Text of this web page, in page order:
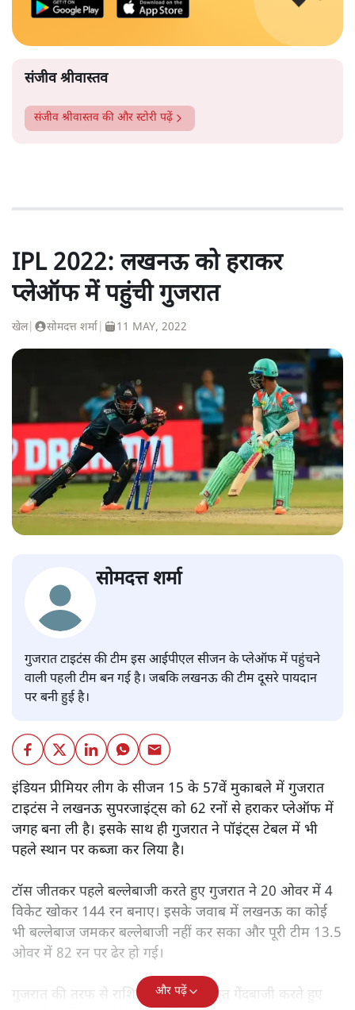
संजीव श्रीवास्तव
संजीव श्रीवास्तव की और स्टोरी पढ़ें
IPL 2022: लखनऊ को हराकर
प्लेऑफ में पहुंची गुजरात
खेल| सोमदत्त शर्मा 11 MAY, 2022
सोमदत्त शर्मा
गुजरात टाइटंस की टीम इस आईपीएल सीजन के प्लेऑफ में पहुंचने
वाली पहली टीम बन गई है। जबकि लखनऊ की टीम दूसरे पायदान
पर बनी हुई है।
इंडियन प्रीमियर लीग के सीजन 15 के 57वें मुकाबले में गुजरात
टाइटंस ने लखनऊ सुपरजाइंट्स को 62 रनों से हराकर प्लेऑफ में
जगह बना ली है। इसके साथ ही गुजरात ने पॉइंट्स टेबल में भी
पहले स्थान पर कब्जा कर लिया है।
टॉस जीतकर पहले बल्लेबाजी करते हुए गुजरात ने 20 ओवर में 4
विकेट खोकर 144 रन बनाए। इसके जवाब में लखनऊ का कोई
भी बल्लेबाज जमकर बल्लेबाजी नहीं कर सका और पूरी टीम 13.5
ओवर में 82 रन पर ढेर हो गई।
गुजरात की तरफ से राशिद खान ने जबरदस्त गेंदबाजी करते हुए
और पढ़ें